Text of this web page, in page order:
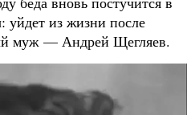
уйдет из жизни после
муж — Андрей Щегляев.